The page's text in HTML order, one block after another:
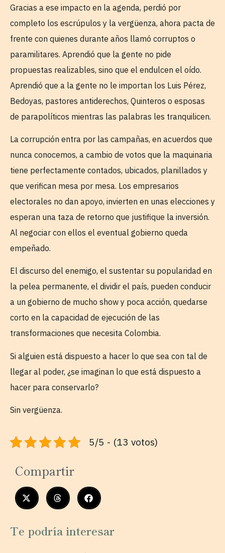
Gracias a ese impacto en la agenda, perdió por
completo los escrúpulos y la vergüenza, ahora pacta de
frente con quienes durante años llamó corruptos o
paramilitares. Aprendió que la gente no pide
propuestas realizables, sino que el endulcen el oído.
Aprendió que a la gente no le importan los Luis Pérez,
Bedoyas, pastores antiderechos, Quinteros o esposas
de parapolíticos mientras las palabras les tranquilicen.
La corrupción entra por las campañas, en acuerdos que
nunca conocemos, a cambio de votos que la maquinaria
tiene perfectamente contados, ubicados, planillados y
que verifican mesa por mesa. Los empresarios
electorales no dan apoyo, invierten en unas elecciones y
esperan una taza de retorno que justifique la inversión.
Al negociar con ellos el eventual gobierno queda
empeñado.
El discurso del enemigo, el sustentar su popularidad en
la pelea permanente, el dividir el país, pueden conducir
a un gobierno de mucho show y poca acción, quedarse
corto en la capacidad de ejecución de las
transformaciones que necesita Colombia.
Si alguien está dispuesto a hacer lo que sea con tal de
llegar al poder, ¿se imaginan lo que está dispuesto a
hacer para conservarlo?
Sin vergüenza.
5/5 - (13 votos)
Compartir
Te podría interesar